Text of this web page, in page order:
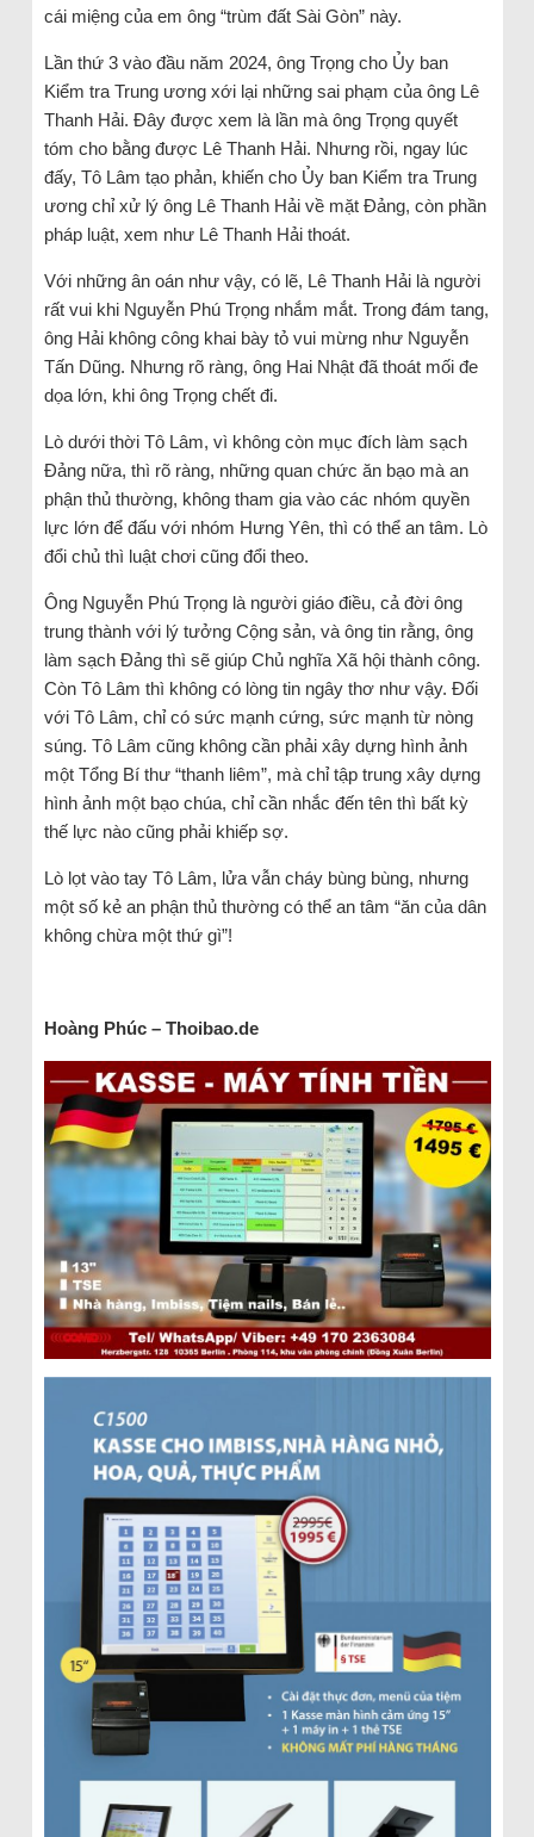
cái miệng của em ông “trùm đất Sài Gòn” này.
Lần thứ 3 vào đầu năm 2024, ông Trọng cho Ủy ban
Kiểm tra Trung ương xới lại những sai phạm của ông Lê
Thanh Hải. Đây được xem là lần mà ông Trọng quyết
tóm cho bằng được Lê Thanh Hải. Nhưng rồi, ngay lúc
đấy, Tô Lâm tạo phản, khiến cho Ủy ban Kiểm tra Trung
ương chỉ xử lý ông Lê Thanh Hải về mặt Đảng, còn phần
pháp luật, xem như Lê Thanh Hải thoát.
Với những ân oán như vậy, có lẽ, Lê Thanh Hải là người
rất vui khi Nguyễn Phú Trọng nhắm mắt. Trong đám tang,
ông Hải không công khai bày tỏ vui mừng như Nguyễn
Tấn Dũng. Nhưng rõ ràng, ông Hai Nhật đã thoát mối đe
dọa lớn, khi ông Trọng chết đi.
Lò dưới thời Tô Lâm, vì không còn mục đích làm sạch
Đảng nữa, thì rõ ràng, những quan chức ăn bạo mà an
phận thủ thường, không tham gia vào các nhóm quyền
lực lớn để đấu với nhóm Hưng Yên, thì có thể an tâm. Lò
đổi chủ thì luật chơi cũng đổi theo.
Ông Nguyễn Phú Trọng là người giáo điều, cả đời ông
trung thành với lý tưởng Cộng sản, và ông tin rằng, ông
làm sạch Đảng thì sẽ giúp Chủ nghĩa Xã hội thành công.
Còn Tô Lâm thì không có lòng tin ngây thơ như vậy. Đối
với Tô Lâm, chỉ có sức mạnh cứng, sức mạnh từ nòng
súng. Tô Lâm cũng không cần phải xây dựng hình ảnh
một Tổng Bí thư “thanh liêm”, mà chỉ tập trung xây dựng
hình ảnh một bạo chúa, chỉ cần nhắc đến tên thì bất kỳ
thế lực nào cũng phải khiếp sợ.
Lò lọt vào tay Tô Lâm, lửa vẫn cháy bùng bùng, nhưng
một số kẻ an phận thủ thường có thể an tâm “ăn của dân
không chừa một thứ gì”!
Hoàng Phúc – Thoibao.de